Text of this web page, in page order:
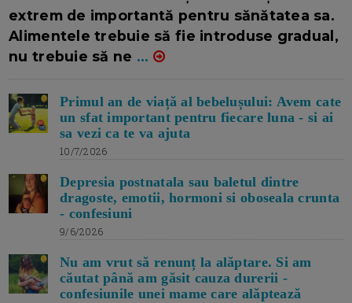
extrem de importantă pentru sănătatea sa.
Alimentele trebuie să fie introduse gradual,
nu trebuie să ne ...
Primul an de viață al bebelușului: Avem cate
un sfat important pentru fiecare luna - si ai
sa vezi ca te va ajuta
10/7/2026
Depresia postnatala sau baletul dintre
dragoste, emotii, hormoni si oboseala crunta
- confesiuni
9/6/2026
Nu am vrut să renunț la alăptare. Si am
căutat până am găsit cauza durerii -
confesiunile unei mame care alăptează